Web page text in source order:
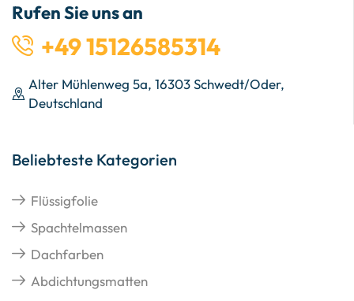
Rufen Sie uns an
+49 15126585314
Alter Mühlenweg 5a, 16303 Schwedt/Oder,
Deutschland
Beliebteste Kategorien
Flüssigfolie
Spachtelmassen
Dachfarben
Abdichtungsmatten